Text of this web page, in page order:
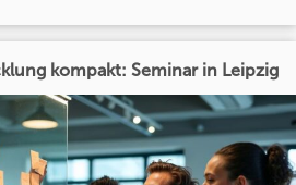
kompakt: Seminar in Leipzig